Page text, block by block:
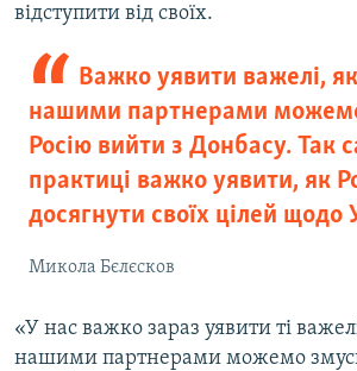
відступити від своїх.
Важко уявити важелі,
нашими партнерами
Росію вийти з Донбасу. Так
практиці важко уявити, як
досягнути своїх цілей щодо
Микола Бєлєсков
«У нас важко зараз уявити ті
нашими партнерами можемо